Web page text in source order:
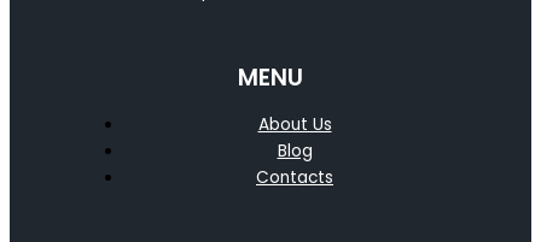
MENU
About Us
Blog
Contacts